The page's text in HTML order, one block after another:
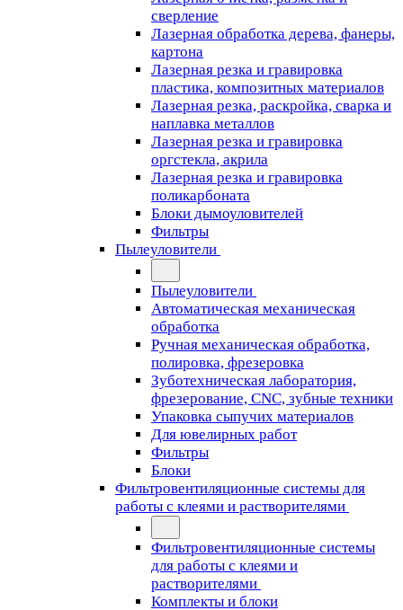
сверление
Лазерная обработка дерева, фанеры,
картона
Лазерная резка и гравировка
пластика, композитных материалов
Лазерная резка, раскройка, сварка и
наплавка металлов
Лазерная резка и гравировка
оргстекла, акрила
Лазерная резка и гравировка
поликарбоната
Блоки дымоуловителей
Фильтры
Пылеуловители
Пылеуловители
Автоматическая механическая
обработка
Ручная механическая обработка,
полировка, фрезеровка
Зуботехническая лаборатория,
фрезерование, CNC, зубные техники
Упаковка сыпучих материалов
Для ювелирных работ
Фильтры
Блоки
Фильтровентиляционные системы для
работы с клеями и растворителями
Фильтровентиляционные системы
для работы с клеями и
растворителями
Комплекты и блоки